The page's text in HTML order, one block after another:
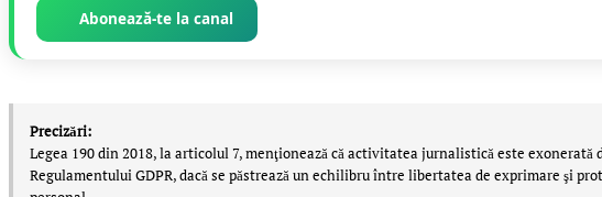
Abonează-te la canal
Precizări:
Legea 190 din 2018, la articolul 7, menţionează că activitatea jurnalistică este exonerată
Regulamentului GDPR, dacă se păstrează un echilibru între libertatea de exprimare şi